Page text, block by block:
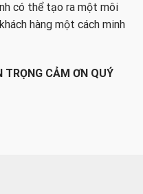
có thể tạo ra một môi
hàng một cách minh
TRỌNG CẢM ƠN QUÝ